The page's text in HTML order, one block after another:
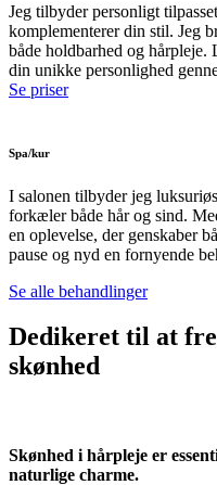
Jeg tilbyder personligt
komplementerer din stil. Jeg
både holdbarhed og
din unikke personlighed
Se priser
Spa/kur
I salonen tilbyder jeg
forkæler både hår og sind.
en oplevelse, der genskaber
pause og nyd en fornyende
Se alle behandlinger
Dedikeret til at
skønhed
Skønhed i hårpleje er
naturlige charme.